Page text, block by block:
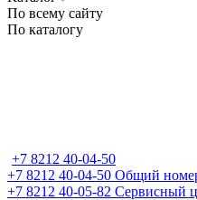
По всему сайту
По каталогу
+7 8212 40-04-50
+7 8212 40-04-50 Общий
+7 8212 40-05-82 Сервисный